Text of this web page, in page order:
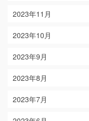
2023年11月
2023年10月
2023年9月
2023年8月
2023年7月